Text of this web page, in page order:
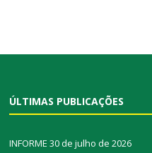
ÚLTIMAS PUBLICAÇÕES
INFORME 30 de julho de 2026